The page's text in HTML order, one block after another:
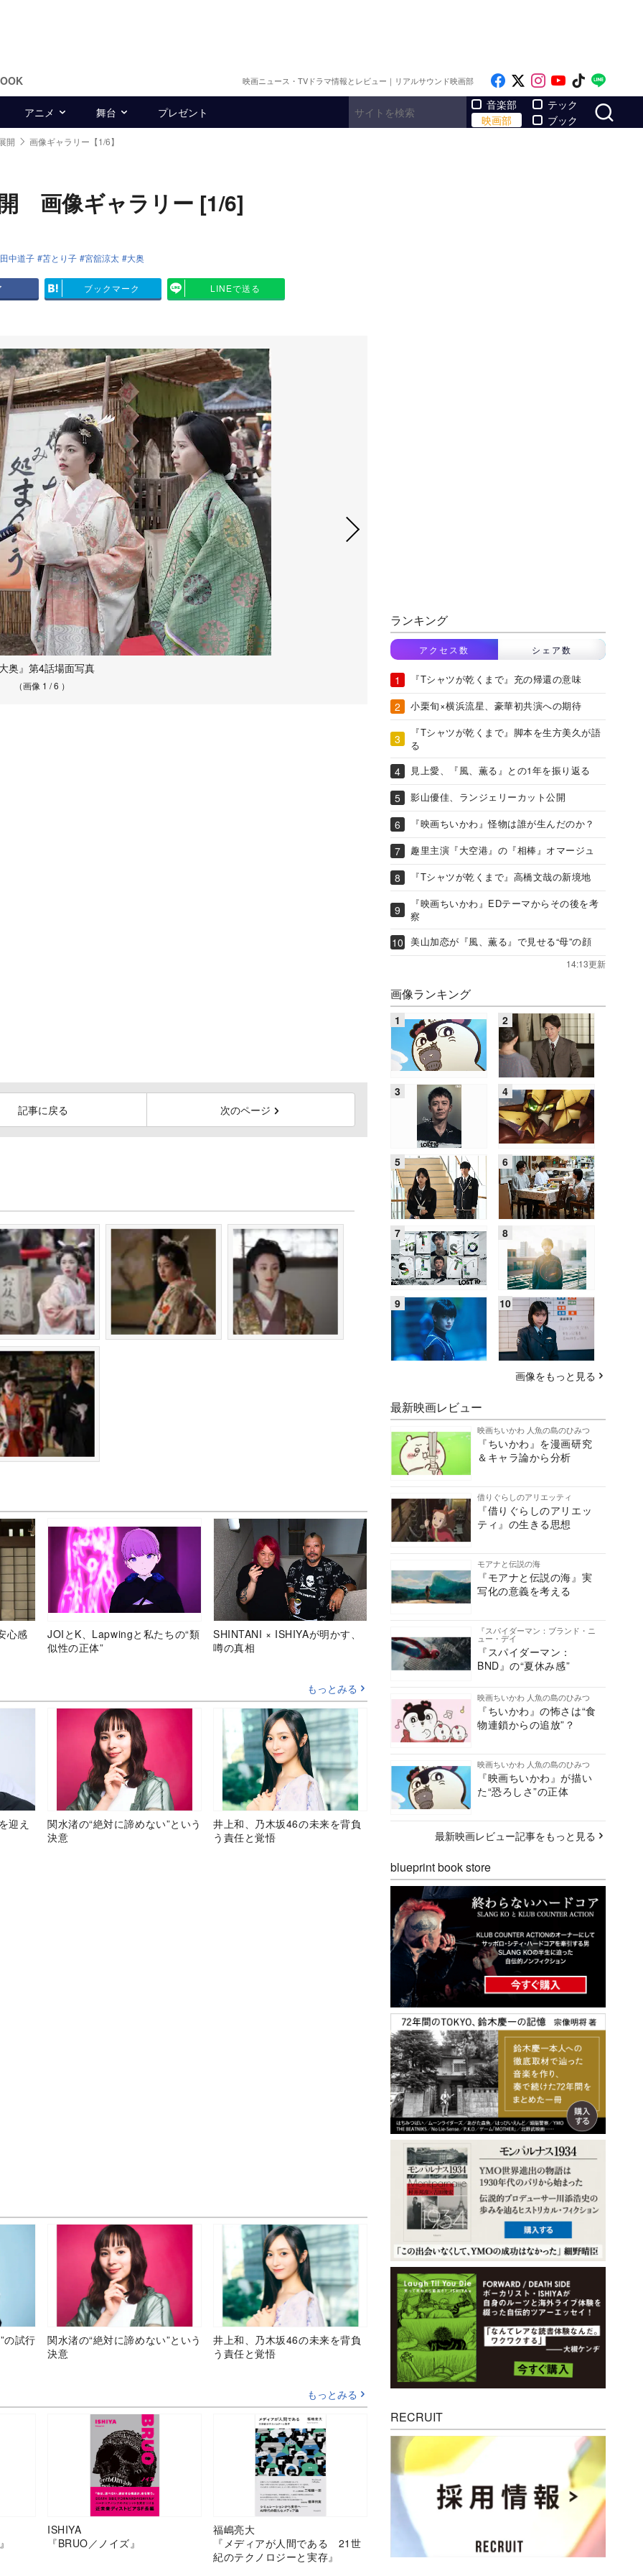
映画ニュース・TVドラマ情報とレビュー｜リアルサウンド映画部 Like on Facebook
Follow on x
Follow on
Follow on
Follow
アニメ 舞台 プレゼント
音楽部
映画部
テック
ブック
開 画像ギャラリー【1/6】
画像ギャラリー [1/6]
田中道子 苫とり子 宮舘涼太 大奥
ブックマーク LINEで送る
奥』第4話場面写真
（画像 1 / 6 ）
記事に戻る 次のページ
心感
JOIとK、Lapwingと私たちの“類
似性の正体”
SHINTANI × ISHIYAが明かす、
噂の真相
もっとみる
迎え
関水渚の“絶対に諦めない”という
決意
井上和、乃木坂46の未来を背負
う責任と覚悟
の試行
関水渚の“絶対に諦めない”という
決意
井上和、乃木坂46の未来を背負
う責任と覚悟
もっとみる
ISHIYA
『BRUO／ノイズ』
福嶋亮大
『メディアが人間である 21世
紀のテクノロジーと実存』
ランキング
アクセス数 シェア数
『Tシャツが乾くまで』充の帰還の意味
小栗旬×横浜流星、豪華初共演への期待
『Tシャツが乾くまで』脚本を生方美久が語
る
見上愛、『風、薫る』との1年を振り返る
影山優佳、ランジェリーカット公開
『映画ちいかわ』怪物は誰が生んだのか？
趣里主演『大空港』の『相棒』オマージュ
『Tシャツが乾くまで』高橋文哉の新境地
『映画ちいかわ』EDテーマからその後を考
察
美山加恋が『風、薫る』で見せる“母”の顔
14:13更新
画像ランキング
画像をもっと見る
最新映画レビュー
映画ちいかわ 人魚の島のひみつ
『ちいかわ』を漫画研究
＆キャラ論から分析
借りぐらしのアリエッティ
『借りぐらしのアリエッ
ティ』の生きる思想
モアナと伝説の海
『モアナと伝説の海』実
写化の意義を考える
『スパイダーマン：ブランド・ニ
ュー・デイ
『スパイダーマン：
BND』の“夏休み感”
映画ちいかわ 人魚の島のひみつ
『ちいかわ』の怖さは“食
物連鎖からの追放”？
映画ちいかわ 人魚の島のひみつ
『映画ちいかわ』が描い
た“恐ろしさ”の正体
最新映画レビュー記事をもっと見る
blueprint book store
RECRUIT